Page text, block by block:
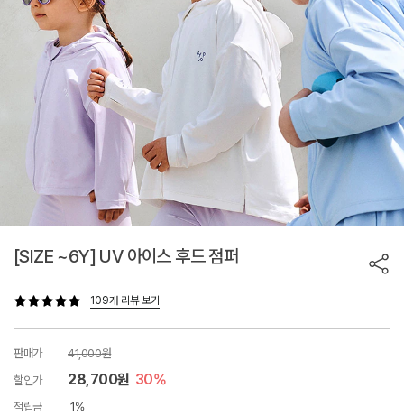
[SIZE ~6Y] UV 아이스 후드 점퍼
109개 리뷰 보기
판매가
41,000원
할인가
28,700원 30%
적립금 1%